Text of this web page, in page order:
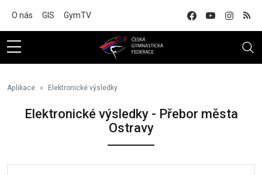
O nás GIS GymTV
Aplikace Elektronické výsledky
Elektronické výsledky - Přebor města
Ostravy